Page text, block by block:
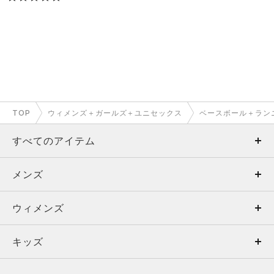
TOP ウィメンズ＋ガールズ＋ユニセックス ベースボール＋ラン
すべてのアイテム
メンズ
ウィメンズ
キッズ
メンズ
トップス
ボトムス
ウィメンズ
トップス
キッズ